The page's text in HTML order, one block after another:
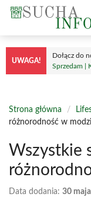
Przejdź
treści
UWAGA!
Dołącz do
Sprzedam |
Strona główna /
różnorodność w
Wszystkie
Data dodania: 30